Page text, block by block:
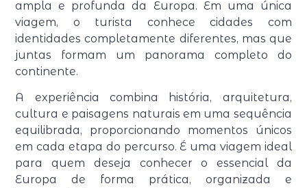
ampla e profunda da Europa. Em uma única
viagem, o turista conhece cidades com
identidades completamente diferentes, mas que
juntas formam um panorama completo do
continente.
A experiência combina história, arquitetura,
cultura e paisagens naturais em uma sequência
equilibrada, proporcionando momentos únicos
em cada etapa do percurso. É uma viagem ideal
para quem deseja conhecer o essencial da
Europa de forma prática, organizada e